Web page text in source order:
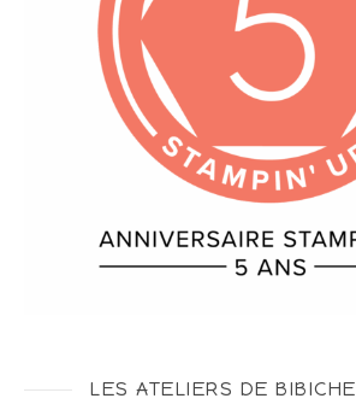
LES ATELIERS DE